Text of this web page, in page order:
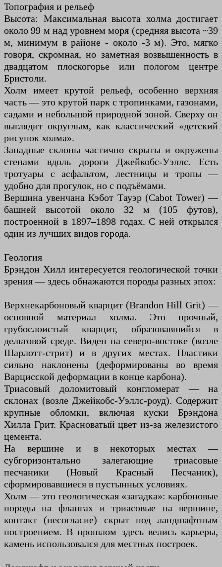
Топография и рельеф
Высота: Максимальная высота холма достигает
около 99 м над уровнем моря (средняя высота ~39
м, минимум в районе - около -3 м). Это, мягко
говоря, скромная, но заметная возвышенность в
двадцатом плоскогорье или пологом центре
Бристоли.
Холм имеет крутой рельеф, особенно верхняя
часть — это крутой парк с тропинками, газонами,
садами и небольшой природной зоной. Сверху он
выглядит округлым, как классический «детский
рисунок холма».
Западные склоны частично скрыты и окружены
стенами вдоль дороги Джейкобс-Уэллс. Есть
тротуары с асфальтом, лестницы и тропы —
удобно для прогулок, но с подъёмами.
Вершина увенчана Кэбот Тауэр (Cabot Tower) —
башней высотой около 32 м (105 футов),
построенной в 1897–1898 годах. С ней открылся
один из лучших видов города.
Геология
Брэндон Хилл интересуется геологической точки
зрения — здесь обнажаются породы разных эпох:
Верхнекарбоновый кварцит (Brandon Hill Grit) —
основной материал холма. Это прочный,
грубослоистый кварцит, образовавшийся в
дельтовой среде. Виден на северо-востоке (возле
Шарлотт-стрит) и в других местах. Пластики
сильно наклонены (деформированы во время
Варцисской деформации в конце карбона).
Триасовый доломитовый конгломерат — на
склонах (возле Джейкобс-Уэллс-роуд). Содержит
крупные обломки, включая куски Брэндона
Хилла Грит. Красноватый цвет из-за железистого
цемента.
На вершине и в некоторых местах —
субгоризонтально залегающие триасовые
песчаники (Новый Красный Песчаник),
сформировавшиеся в пустынных условиях.
Холм — это геологическая «загадка»: карбоновые
породы на флангах и триасовые на вершине,
контакт (несогласие) скрыт под ландшафтным
построением. В прошлом здесь велись карьеры,
камень использовался для местных построек.